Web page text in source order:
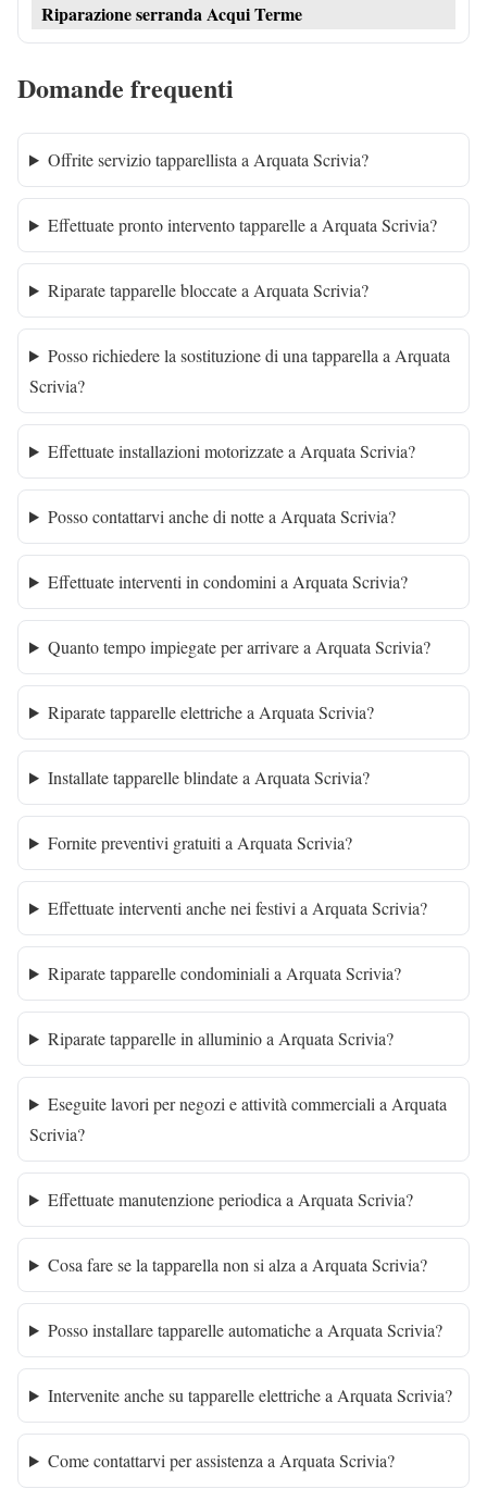
Riparazione serranda Acqui Terme
Domande frequenti
Offrite servizio tapparellista a Arquata Scrivia?
Effettuate pronto intervento tapparelle a Arquata Scrivia?
Riparate tapparelle bloccate a Arquata Scrivia?
Posso richiedere la sostituzione di una tapparella a Arquata
Scrivia?
Effettuate installazioni motorizzate a Arquata Scrivia?
Posso contattarvi anche di notte a Arquata Scrivia?
Effettuate interventi in condomini a Arquata Scrivia?
Quanto tempo impiegate per arrivare a Arquata Scrivia?
Riparate tapparelle elettriche a Arquata Scrivia?
Installate tapparelle blindate a Arquata Scrivia?
Fornite preventivi gratuiti a Arquata Scrivia?
Effettuate interventi anche nei festivi a Arquata Scrivia?
Riparate tapparelle condominiali a Arquata Scrivia?
Riparate tapparelle in alluminio a Arquata Scrivia?
Eseguite lavori per negozi e attività commerciali a Arquata
Scrivia?
Effettuate manutenzione periodica a Arquata Scrivia?
Cosa fare se la tapparella non si alza a Arquata Scrivia?
Posso installare tapparelle automatiche a Arquata Scrivia?
Intervenite anche su tapparelle elettriche a Arquata Scrivia?
Come contattarvi per assistenza a Arquata Scrivia?